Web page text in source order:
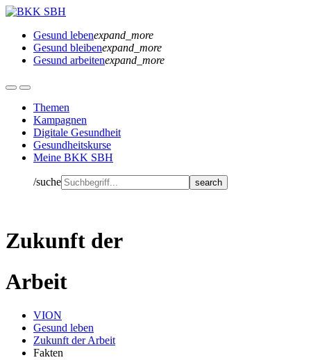
Gesund lebenexpand_more
Gesund bleibenexpand_more
Gesund arbeitenexpand_more
Themen
Kampagnen
Digitale Gesundheit
Gesundheitskurse
Meine BKK SBH
/suche
Zukunft der
Arbeit
VION
Gesund leben
Zukunft der Arbeit
Fakten